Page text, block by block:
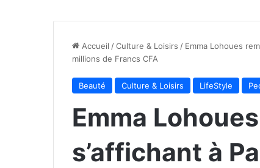
Accueil /Culture & Loisirs / Emma Lohoues
millions de Francs CFA
Beauté Culture & Loisirs LifeStyle
Emma
s’affichant à